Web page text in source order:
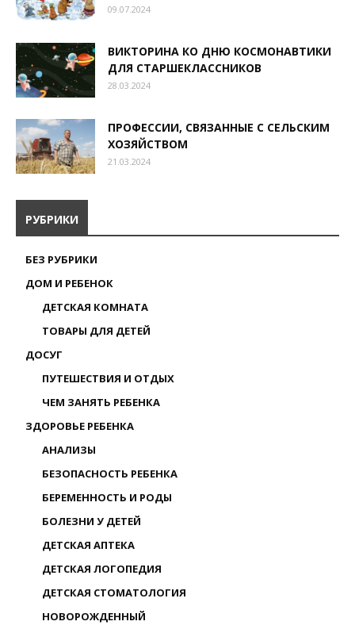
09.07.2024
ВИКТОРИНА КО ДНЮ КОСМОНАВТИКИ
ДЛЯ СТАРШЕКЛАССНИКОВ
28.03.2024
ПРОФЕССИИ, СВЯЗАННЫЕ С СЕЛЬСКИМ
ХОЗЯЙСТВОМ
21.03.2024
РУБРИКИ
БЕЗ РУБРИКИ
ДОМ И РЕБЕНОК
ДЕТСКАЯ КОМНАТА
ТОВАРЫ ДЛЯ ДЕТЕЙ
ДОСУГ
ПУТЕШЕСТВИЯ И ОТДЫХ
ЧЕМ ЗАНЯТЬ РЕБЕНКА
ЗДОРОВЬЕ РЕБЕНКА
АНАЛИЗЫ
БЕЗОПАСНОСТЬ РЕБЕНКА
БЕРЕМЕННОСТЬ И РОДЫ
БОЛЕЗНИ У ДЕТЕЙ
ДЕТСКАЯ АПТЕКА
ДЕТСКАЯ ЛОГОПЕДИЯ
ДЕТСКАЯ СТОМАТОЛОГИЯ
НОВОРОЖДЕННЫЙ